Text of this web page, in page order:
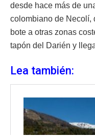
desde hace más de
colombiano de Necolí,
bote a otras zonas
tapón del Darién y
Lea también: